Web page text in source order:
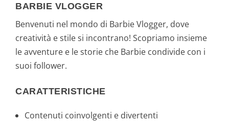
BARBIE VLOGGER
Benvenuti nel mondo di Barbie Vlogger, dove
creatività e stile si incontrano! Scopriamo insieme
le avventure e le storie che Barbie condivide con i
suoi follower.
CARATTERISTICHE
Contenuti coinvolgenti e divertenti